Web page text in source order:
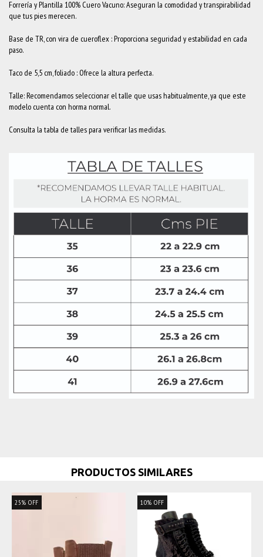
Forrería y Plantilla 100% Cuero Vacuno: Aseguran la comodidad y transpirabilidad
que tus pies merecen.
Base de TR, con vira de cueroflex : Proporciona seguridad y estabilidad en cada
paso.
Taco de 5,5 cm, foliado : Ofrece la altura perfecta.
Talle: Recomendamos seleccionar el talle que usas habitualmente, ya que este
modelo cuenta con horma normal.
Consulta la tabla de talles para verificar las medidas.
PRODUCTOS SIMILARES
25% OFF 10% OFF